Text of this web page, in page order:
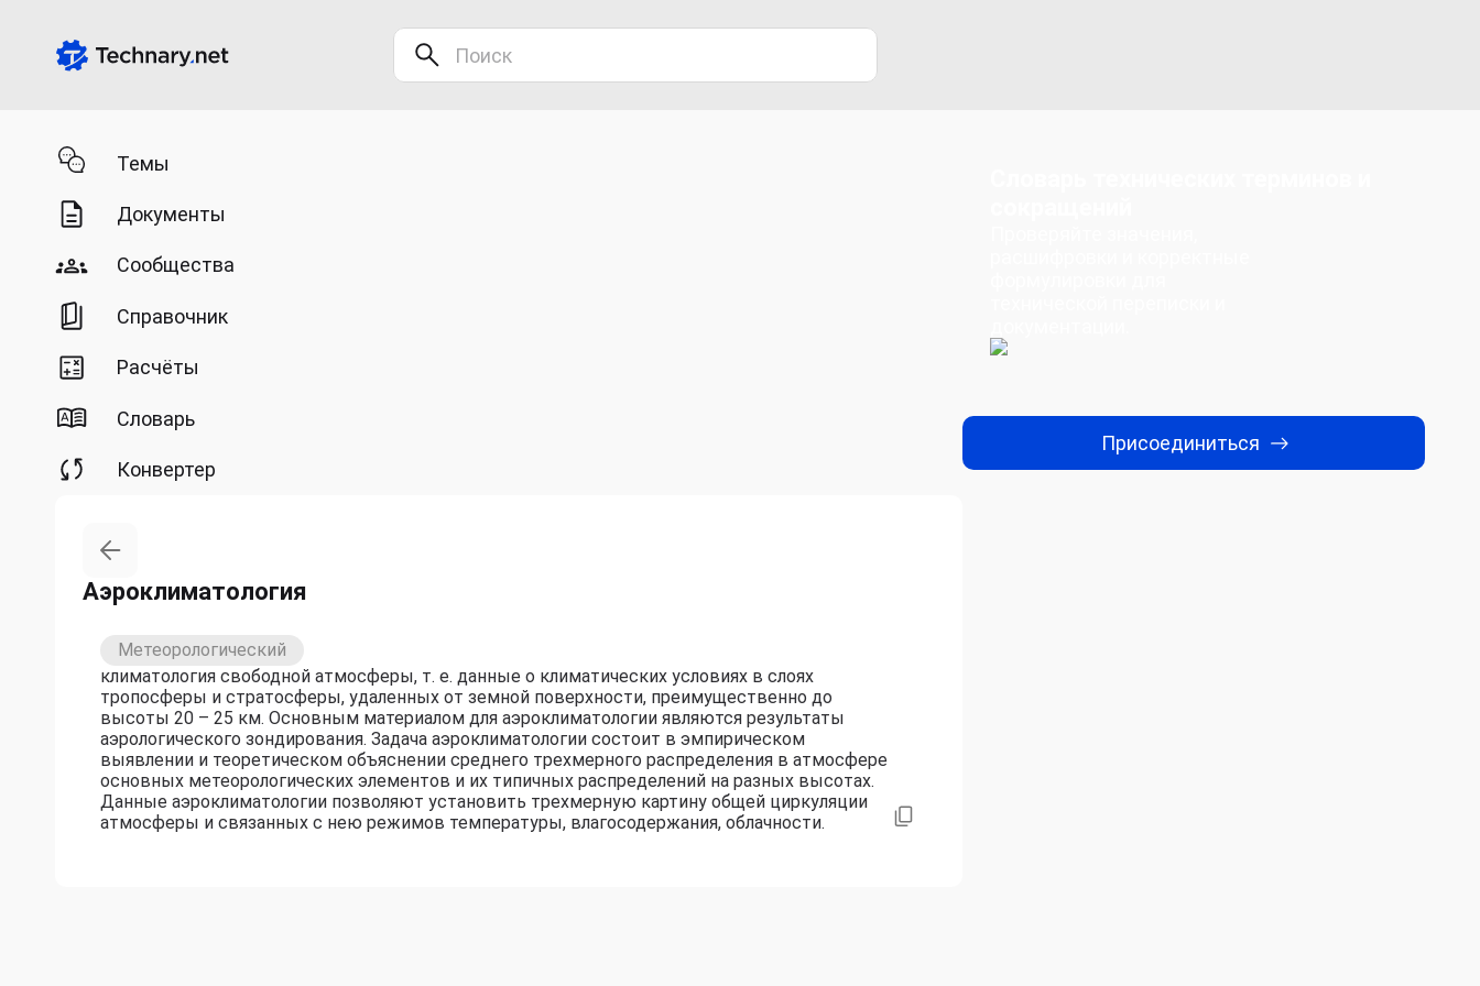
Темы
Документы
Сообщества
Справочник
Расчёты
Словарь
Конвертер
Аэроклиматология
Метеорологический
климатология свободной атмосферы, т. е. данные о климатических условиях в слоях
тропосферы и стратосферы, удаленных от земной поверхности, преимущественно до
высоты 20 – 25 км. Основным материалом для аэроклиматологии являются результаты
аэрологического зондирования. Задача аэроклиматологии состоит в эмпирическом
выявлении и теоретическом объяснении среднего трехмерного распределения в атмосфере
основных метеорологических элементов и их типичных распределений на разных высотах.
Данные аэроклиматологии позволяют установить трехмерную картину общей циркуляции
атмосферы и связанных с нею режимов температуры, влагосодержания, облачности.
Присоединиться